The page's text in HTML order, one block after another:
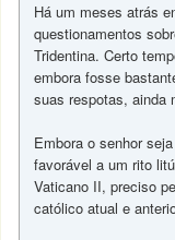
Há um meses atrás
questionamentos
Tridentina. Certo
embora fosse
suas respotas, ainda
Embora o senhor
favorável a um rito
Vaticano II, preciso
católico atual e